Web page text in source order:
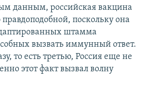
данным, российская вакцина
поскольку она
штамма
вызвать иммунный ответ.
то есть третью, Россия еще не
этот факт вызвал волну